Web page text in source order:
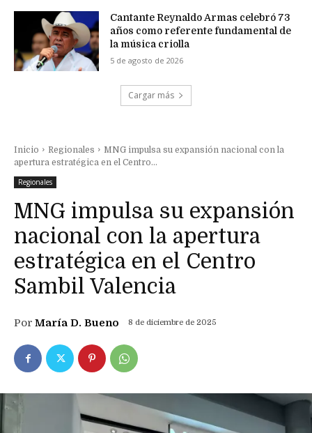
Cantante Reynaldo Armas celebró 73
años como referente fundamental de
la música criolla
5 de agosto de 2026
Cargar más